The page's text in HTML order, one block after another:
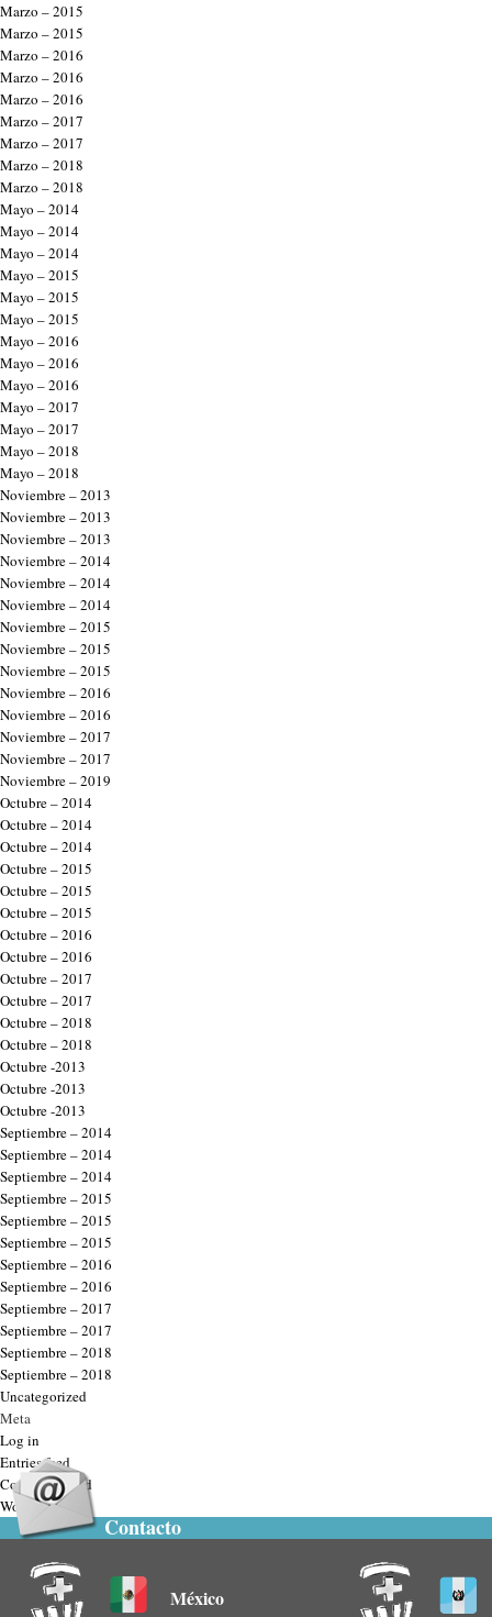
Marzo – 2015
Marzo – 2015
Marzo – 2016
Marzo – 2016
Marzo – 2016
Marzo – 2017
Marzo – 2017
Marzo – 2018
Marzo – 2018
Mayo – 2014
Mayo – 2014
Mayo – 2014
Mayo – 2015
Mayo – 2015
Mayo – 2015
Mayo – 2016
Mayo – 2016
Mayo – 2016
Mayo – 2017
Mayo – 2017
Mayo – 2018
Mayo – 2018
Noviembre – 2013
Noviembre – 2013
Noviembre – 2013
Noviembre – 2014
Noviembre – 2014
Noviembre – 2014
Noviembre – 2015
Noviembre – 2015
Noviembre – 2015
Noviembre – 2016
Noviembre – 2016
Noviembre – 2017
Noviembre – 2017
Noviembre – 2019
Octubre – 2014
Octubre – 2014
Octubre – 2014
Octubre – 2015
Octubre – 2015
Octubre – 2015
Octubre – 2016
Octubre – 2016
Octubre – 2017
Octubre – 2017
Octubre – 2018
Octubre – 2018
Octubre -2013
Octubre -2013
Octubre -2013
Septiembre – 2014
Septiembre – 2014
Septiembre – 2014
Septiembre – 2015
Septiembre – 2015
Septiembre – 2015
Septiembre – 2016
Septiembre – 2016
Septiembre – 2017
Septiembre – 2017
Septiembre – 2018
Septiembre – 2018
Uncategorized
Meta
Log in
Entries feed
Comments feed
WordPress.org
Contacto
México